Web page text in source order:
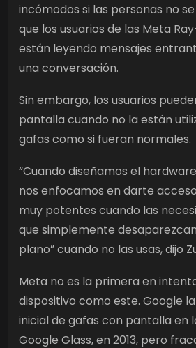
incómodos si las personas no
que los usuarios de las Meta
están leyendo mensajes
una conversación.
Sin embargo, los usuarios
pantalla cuando no la están
gafas como si fueran normales.
“Cuando diseñamos el
nos enfocamos en darte
muy potentes cuando las
que simplemente
plano” cuando no las usas, dijo
Meta no es la primera en
dispositivo como este. Google
inicial de gafas con pantalla en
Google Glass, en 2013, pero